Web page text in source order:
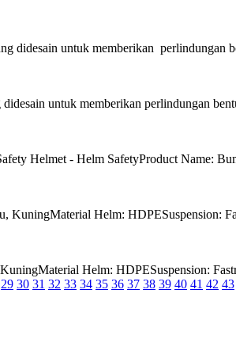
untuk memberikan perlindungan
untuk memberikan perlindungan
Helmet - Helm SafetyProduct Name:
Helm: HDPESuspension:
Helm: HDPESuspension:
29 30 31 32 33 34 35 36 37 38 39 40 41 42 43